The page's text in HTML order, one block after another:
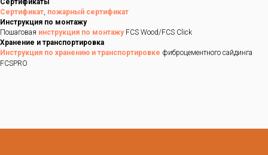
Сертификаты
Сертификат, пожарный сертификат
Инструкция по монтажу
Пошаговая инструкция по монтажуFCS Wood/FCS Click
Хранение и транспортировка
Инструкция по хранению и транспортировке фиброцементного сайдинга
FCSPRO